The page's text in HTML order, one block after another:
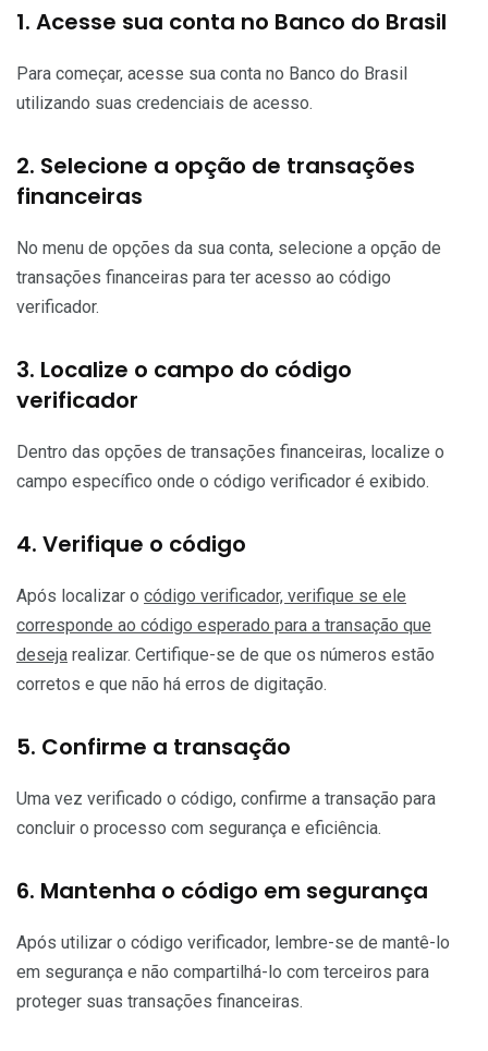
1. Acesse sua conta no Banco do Brasil
Para começar, acesse sua conta no Banco do Brasil
utilizando suas credenciais de acesso.
2. Selecione a opção de transações
financeiras
No menu de opções da sua conta, selecione a opção de
transações financeiras para ter acesso ao código
verificador.
3. Localize o campo do código
verificador
Dentro das opções de transações financeiras, localize o
campo específico onde o código verificador é exibido.
4. Verifique o código
Após localizar o código verificador, verifique se ele
corresponde ao código esperado para a transação que
deseja realizar. Certifique-se de que os números estão
corretos e que não há erros de digitação.
5. Confirme a transação
Uma vez verificado o código, confirme a transação para
concluir o processo com segurança e eficiência.
6. Mantenha o código em segurança
Após utilizar o código verificador, lembre-se de mantê-lo
em segurança e não compartilhá-lo com terceiros para
proteger suas transações financeiras.